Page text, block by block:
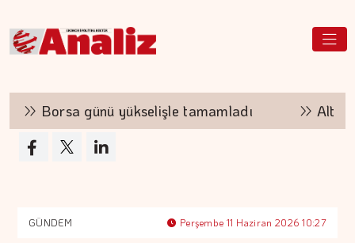
Borsa günü yükselişle tamamladı Altının
GÜNDEM Perşembe 11 Haziran 2026 10:27